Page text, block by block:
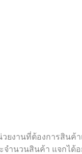
ยงานที่ต้องการสินค้
จำนวนสินค้า แจกได้อ